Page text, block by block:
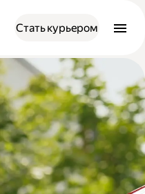
Стать курьером